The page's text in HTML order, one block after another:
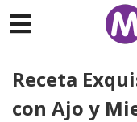
Receta
con Ajo y